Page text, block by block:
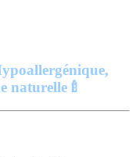
naturelle 🍼